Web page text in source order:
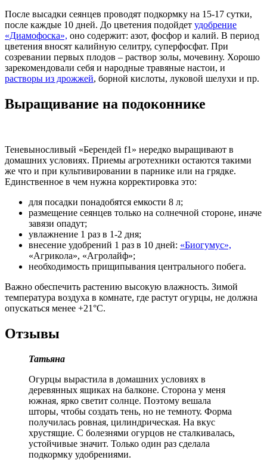
После высадки сеянцев проводят подкормку на 15-17 сутки,
после каждые 10 дней. До цветения подойдет удобрение
«Диамофоска», оно содержит: азот, фосфор и калий. В период
цветения вносят калийную селитру, суперфосфат. При
созревании первых плодов – раствор золы, мочевину. Хорошо
зарекомендовали себя и народные травяные настои, и
растворы из дрожжей, борной кислоты, луковой шелухи и пр.
Выращивание на подоконнике
Теневыносливый «Берендей f1» нередко выращивают в
домашних условиях. Приемы агротехники остаются такими
же что и при культивировании в парнике или на грядке.
Единственное в чем нужна корректировка это:
для посадки понадобятся емкости 8 л;
размещение сеянцев только на солнечной стороне, иначе
завязи опадут;
увлажнение 1 раз в 1-2 дня;
внесение удобрений 1 раз в 10 дней: «Биогумус»,
«Агрикола», «Агролайф»;
необходимость прищипывания центрального побега.
Важно обеспечить растению высокую влажность. Зимой
температура воздуха в комнате, где растут огурцы, не должна
опускаться менее +21°C.
Отзывы
Татьяна
Огурцы вырастила в домашних условиях в
деревянных ящиках на балконе. Сторона у меня
южная, ярко светит солнце. Поэтому вешала
шторы, чтобы создать тень, но не темноту. Форма
получилась ровная, цилиндрическая. На вкус
хрустящие. С болезнями огурцов не сталкивалась,
устойчивые значит. Только один раз сделала
подкормку удобрениями.